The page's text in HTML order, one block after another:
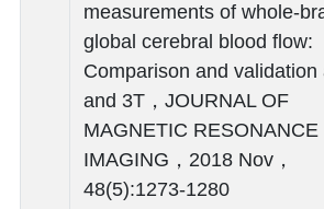
measurements of
global cerebral blood flow:
Comparison and validation
and 3T，JOURNAL OF
MAGNETIC RESONANCE
IMAGING，2018 Nov，
48(5):1273-1280